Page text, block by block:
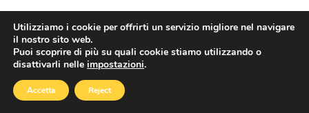
Utilizziamo i cookie per offrirti un servizio migliore nel navigare
il nostro sito web.
Puoi scoprire di più su quali cookie stiamo utilizzando o
disattivarli nelle impostazioni.
Accetta Reject